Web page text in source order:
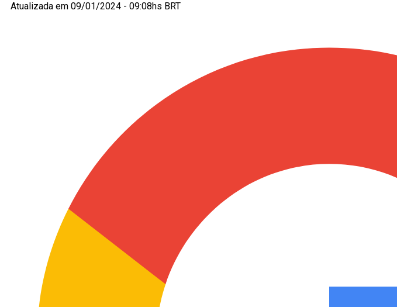
Atualizada em 09/01/2024 - 09:08hs BRT